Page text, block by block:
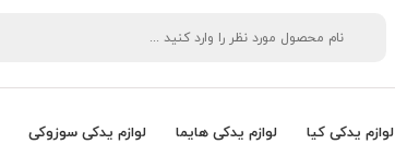
لوازم یدکی کیا لوازم یدکی هایما لوازم یدکی سوزوکی